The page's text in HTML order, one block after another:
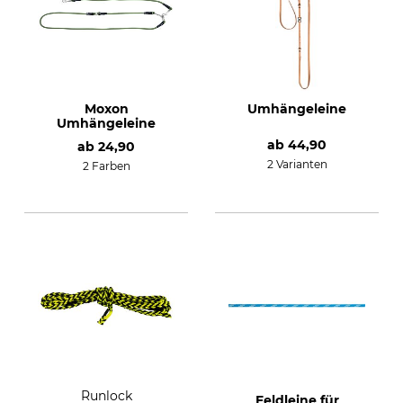
Moxon
Umhängeleine
ab 24,90
2 Farben
Umhängeleine
ab 44,90
2 Varianten
Runlock